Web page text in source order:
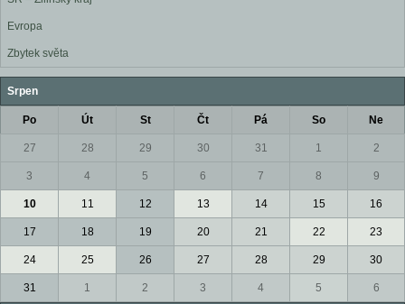
Evropa
Zbytek světa
Srpen
Po Út St Čt Pá So Ne
27 28 29 30 31 1 2
3 4 5 6 7 8 9
10 11 12 13 14 15 16
17 18 19 20 21 22 23
24 25 26 27 28 29 30
31 1 2 3 4 5 6